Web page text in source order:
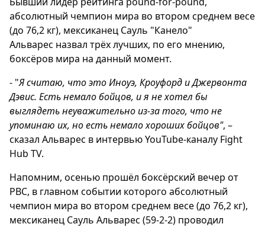
абсолютный чемпион мира во втором среднем весе
(до 76,2 кг), мексиканец Сауль "Канело"
Альварес назвал трёх лучших, по его мнению,
боксёров мира на данный момент.
- "Я считаю, что это Иноуэ, Кроуфорд и Джервонта
Дэвис. Есть немало бойцов, и я не хотел бы
выглядеть неуважительно из-за того, что не
упоминаю их, но есть немало хороших бойцов", –
сказал Альварес в интервью YouTube-каналу Fight
Hub TV.
Напомним, осенью прошёл боксёрский вечер от
PBC, в главном событии которого абсолютный
чемпион мира во втором среднем весе (до 76,2 кг),
мексиканец Сауль Альварес (59-2-2) проводил